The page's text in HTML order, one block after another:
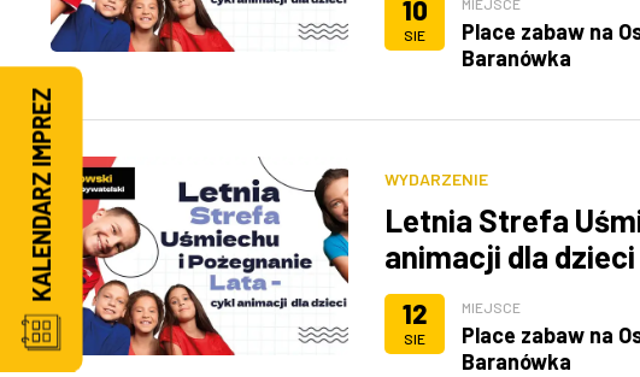
10
SIE
MIEJSCE
Place zabaw na
Baranówka
WYDARZENIE
Letnia Strefa
animacji dla dzieci
12
SIE
MIEJSCE
Place zabaw na
Baranówka
KALENDARZ IMPREZ